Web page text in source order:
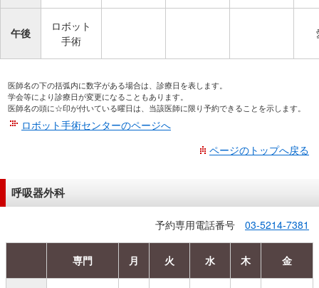
午後
ロボット
手術
医師名の下の括弧内に数字がある場合は、診療日を表します。
学会等により診療日が変更になることもあります。
医師名の頭に☆印が付いている曜日は、当該医師に限り予約できることを示します。
ロボット手術センターのページへ
ページのトップへ戻る
呼吸器外科
予約専用電話番号 03-5214-7381
専門 月 火 水 木 金